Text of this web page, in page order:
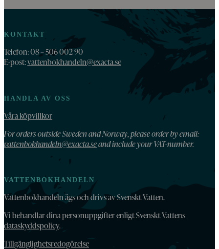
KONTAKT
Telefon: 08 – 506 002 90
E-post:vattenbokhandeln@exacta.se
HANDLA AV OSS
Våra köpvillkor
For orders outside Sweden and Norway, please order by email:
vattenbokhandeln@exacta.seand include your VAT-number.
VATTENBOKHANDELN
Vattenbokhandeln ägs och drivs av Svenskt Vatten.
Vi behandlar dina personuppgifter enligt Svenskt Vattens
dataskyddspolicy.
Tillgänglighetsredogörelse